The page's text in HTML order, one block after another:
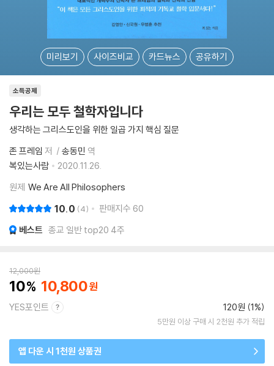
미리보기 사이즈비교 카드뉴스 공유하기
소득공제
우리는 모두 철학자입니다
생각하는 그리스도인을 위한 일곱 가지 핵심 질문
존 프레임 저 송동민 역
복있는사람
2020.11.26.
원제 We Are All Philosophers
10.0 4 판매지수 60
베스트 종교 일반 top20 4주
12,000원
10 10,800
YES포인트 120원 (1%)
5만원 이상 구매 시 2천원 추가 적립
앱 다운 시 1천원 상품권